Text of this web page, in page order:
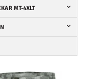
material
vid
din
MT-4XLT